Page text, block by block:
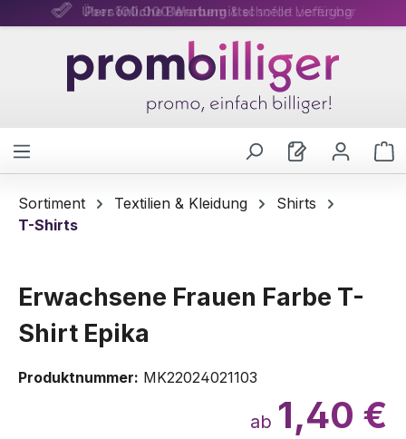
Zum Hauptinhalt springen
Über 100.000 Werbemittelsofort verfügbar
Persönliche Beratung& schnelle Lieferung
Sortiment Textilien & Kleidung
Shirts
T-Shirts
Erwachsene Frauen Farbe T-
Shirt Epika
Produktnummer: MK22024021103
ab 1,40 €